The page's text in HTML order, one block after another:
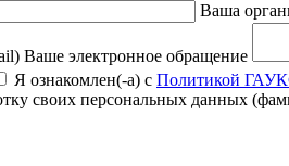
Ваша
Ваше электронное обращение
Я ознакомлен(-а) с Политикой